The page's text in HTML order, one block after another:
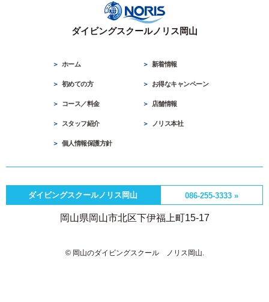
ダイビングスクールノリス岡山
ホーム 新着情報
初めての方 お得なキャンペーン
コース／料金 店舗情報
スタッフ紹介 ノリス本社
個人情報保護方針
ダイビングスクールノリス岡山 086-255-3333 »
岡山県岡山市北区下伊福上町15-17
© 岡山のダイビングスクール ノリス岡山.